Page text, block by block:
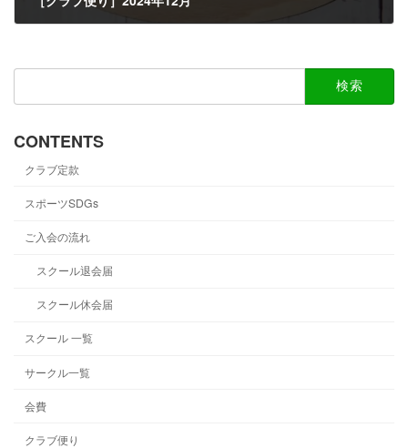
検
CONTENTS
クラブ定款
スポーツSDGs
ご入会の流れ
スクール退会届
スクール休会届
スクール 一覧
サークル一覧
会費
クラブ便り